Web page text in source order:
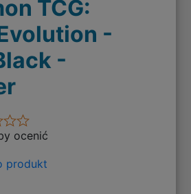
TCG:
-
-
ocenić
produkt